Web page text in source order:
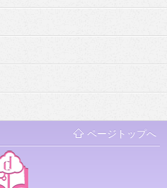
ページトップへ